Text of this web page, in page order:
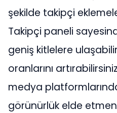
şekilde takipçi
Takipçi paneli
geniş kitlelere
oranlarını
medya
görünürlük elde